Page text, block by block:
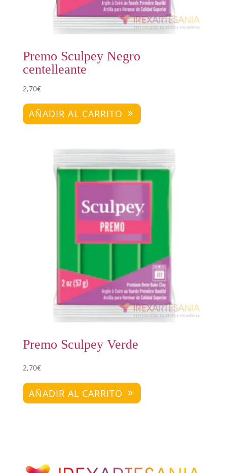
Premo Sculpey Negro
centelleante
2,70€
AÑADIR AL CARRITO
Premo Sculpey Verde
2,70€
AÑADIR AL CARRITO